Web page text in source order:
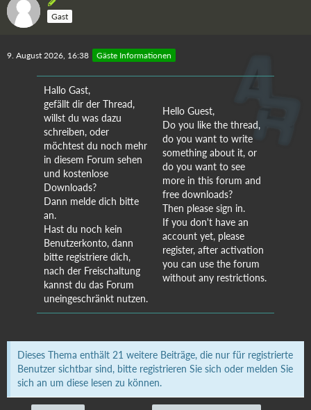
Gast
9. August 2026, 16:38 Gäste Informationen
Hallo Gast,
gefällt dir der Thread,
willst du was dazu
schreiben, oder
möchtest du noch mehr
in diesem Forum sehen
und kostenlose
Downloads?
Dann melde dich bitte
an.
Hast du noch kein
Benutzerkonto, dann
bitte registriere dich,
nach der Freischaltung
kannst du das Forum
uneingeschränkt nutzen.
Hello Guest,
Do you like the thread,
do you want to write
something about it, or
do you want to see
more in this forum and
free downloads?
Then please sign in.
If you don't have an
account yet, please
register, after activation
you can use the forum
without any restrictions.
Dieses Thema enthält 21 weitere Beiträge, die nur für registrierte
Benutzer sichtbar sind, bitte registrieren Sie sich oder melden Sie
sich an um diese lesen zu können.